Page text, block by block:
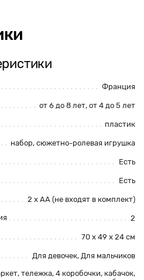
Франция
от 6 до 8 лет, от 4 до 5 лет
пластик
набор, сюжетно-ролевая игрушка
Есть
Есть
2 х АА (не входят в комплект)
2
70 х 49 х 24 см
Для девочек, Для мальчиков
тележка, 4 коробочки, кабачок,